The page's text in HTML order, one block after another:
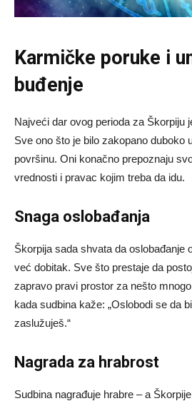
Karmičke poruke i
buđenje
Najveći dar ovog perioda za Škorpiju
Sve ono što je bilo zakopano duboko
površinu. Oni konačno prepoznaju
vrednosti i pravac kojim treba da idu.
Snaga oslobađanja
Škorpija sada shvata da oslobađanje
već dobitak. Sve što prestaje da
zapravo pravi prostor za nešto
kada sudbina kaže: „Oslobodi se da
zaslužuješ.“
Nagrada za hrabrost
Sudbina nagrađuje hrabre – a